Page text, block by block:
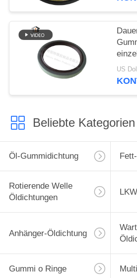
Beliebte Kategorien
Öl-Gummidichtung
Rotierende Welle
Öldichtungen
Anhänger-Öldichtung
Gummi o Ringe